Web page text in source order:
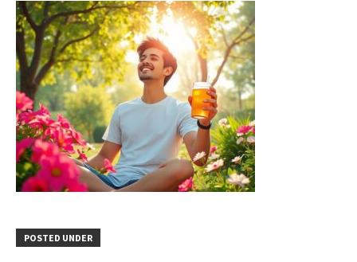
POSTED UNDER